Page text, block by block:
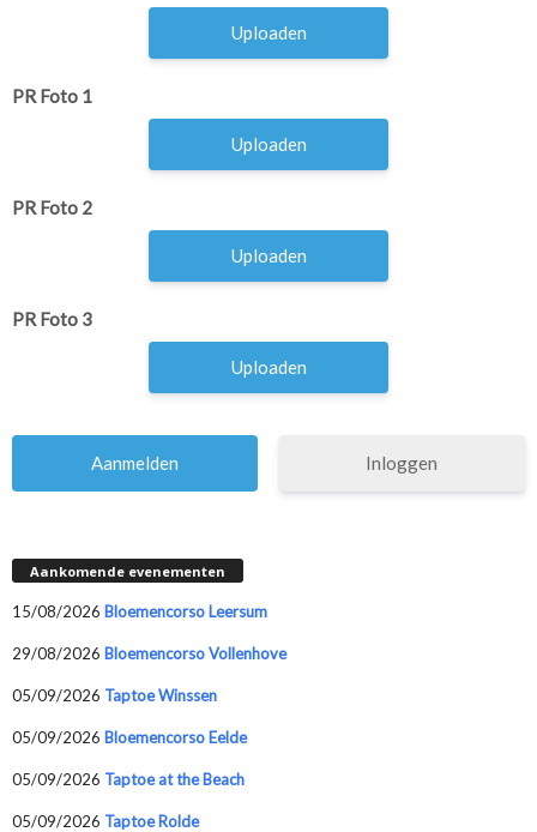
Uploaden
PR Foto 1
Uploaden
PR Foto 2
Uploaden
PR Foto 3
Uploaden
Inloggen
Aankomende evenementen
15/08/2026 Bloemencorso Leersum
29/08/2026 Bloemencorso Vollenhove
05/09/2026 Taptoe Winssen
05/09/2026 Bloemencorso Eelde
05/09/2026 Taptoe at the Beach
05/09/2026 Taptoe Rolde